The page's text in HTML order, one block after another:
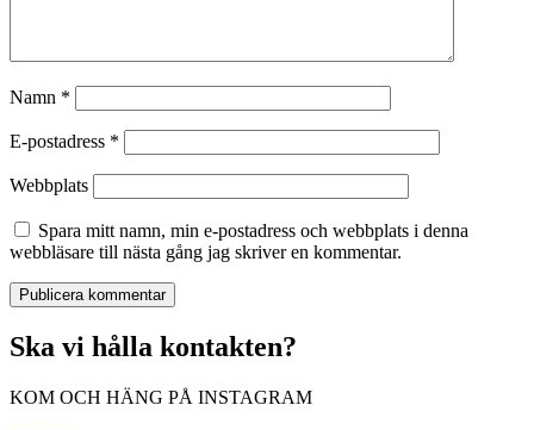
Namn *
E-postadress *
Webbplats
Spara mitt namn, min e-postadress och webbplats i denna
webbläsare till nästa gång jag skriver en kommentar.
Ska vi hålla kontakten?
KOM OCH HÄNG PÅ INSTAGRAM